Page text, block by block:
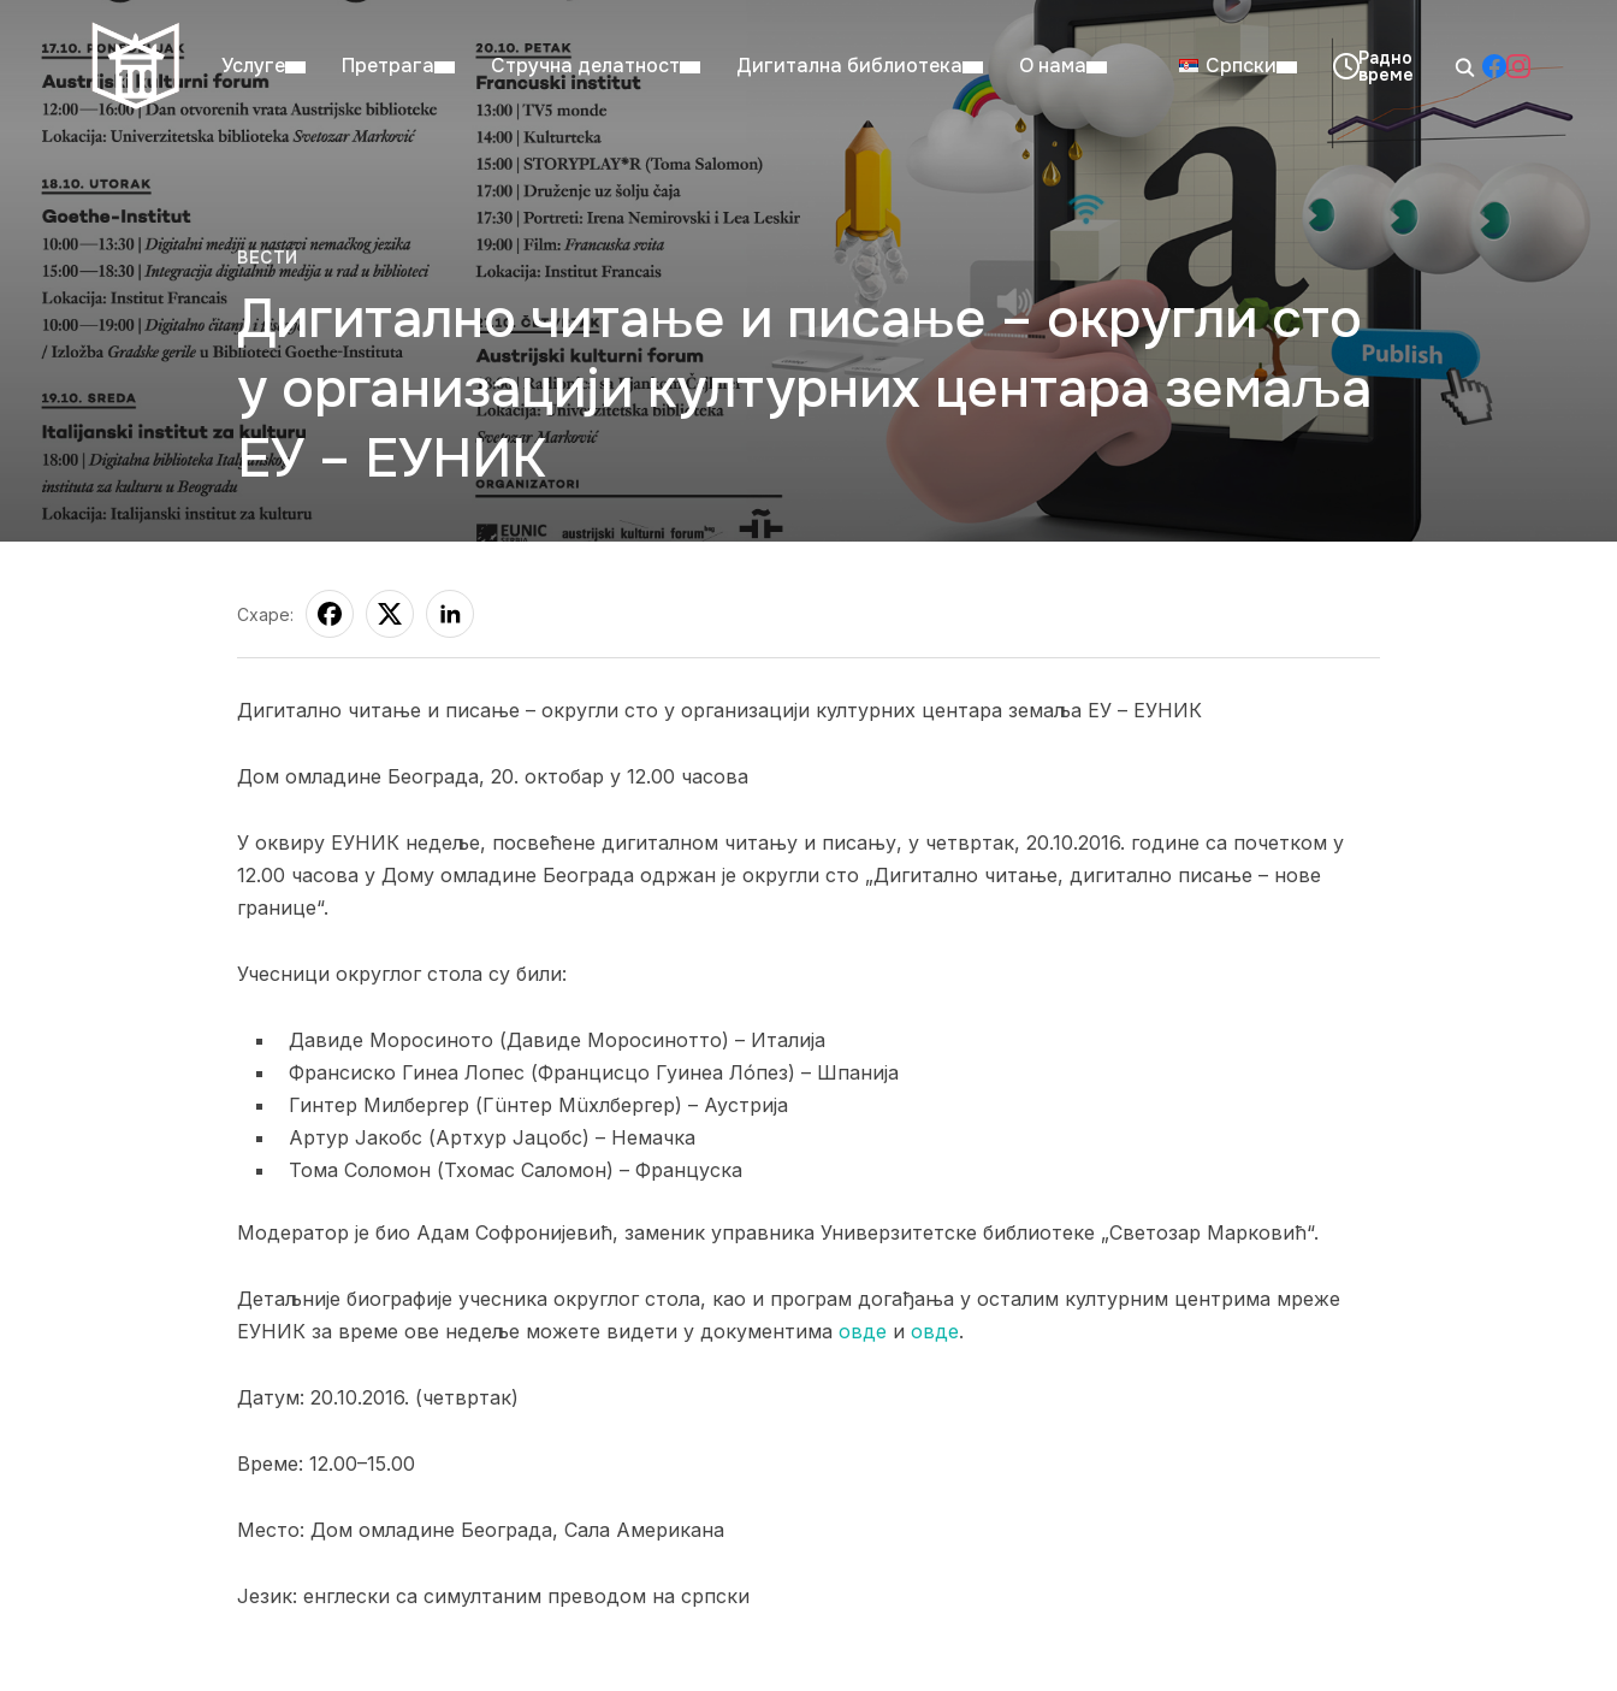
Услуге Претрага Стручна делатност Дигитална библиотека О нама Српски
ВЕСТИ
Дигитално читање и писање – округли сто
у организацији културних центара земаља
ЕУ – ЕУНИК
Схаре:
Дигитално читање и писање – округли сто у организацији културних центара земаља ЕУ – ЕУНИК
Дом омладине Београда, 20. октобар у 12.00 часова
У оквиру ЕУНИК недеље, посвећене дигиталном читању и писању, у четвртак, 20.10.2016. године са почетком у
12.00 часова у Дому омладине Београда одржан је округли сто „Дигитално читање, дигитално писање – нове
границе“.
Учесници округлог стола су били:
Давиде Моросиното (Давиде Моросинотто) – Италија
Франсиско Гинеа Лопес (Францисцо Гуинеа Лóпез) – Шпанија
Гинтер Милбергер (Гüнтер Мüхлбергер) – Аустрија
Артур Јакобс (Артхур Јацобс) – Немачка
Тома Соломон (Тхомас Саломон) – Француска
Модератор је био Адам Софронијевић, заменик управника Универзитетске библиотеке „Светозар Марковић“.
Детаљније биографије учесника округлог стола, као и програм догађања у осталим културним центрима мреже
ЕУНИК за време ове недеље можете видети у документима овде и овде.
Датум: 20.10.2016. (четвртак)
Време: 12.00–15.00
Место: Дом омладине Београда, Сала Американа
Језик: енглески са симултаним преводом на српски
Пон–пет: 08:00–20:00 Студентска читаоница: 08:00–23:00 Суб: 08:00–14:00 Нед: Затворено
Радно време од 06. јула до 29. августа